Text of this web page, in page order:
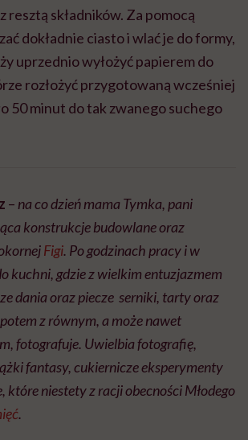
resztą składników. Za pomocą
dokładnie ciasto i wlać je do formy,
uprzednio wyłożyć papierem do
rozłożyć przygotowaną wcześniej
50 minut do tak zwanego suchego
– na co dzień mama Tymka, pani
konstrukcje budowlane oraz
Figi. Po godzinach pracy i w
kuchni, gdzie z wielkim entuzjazmem
dania oraz piecze serniki, tarty oraz
z równym, a może nawet
fotografuje. Uwielbia fotografię,
fantasy, cukiernicze eksperymenty
które niestety z racji obecności Młodego
.